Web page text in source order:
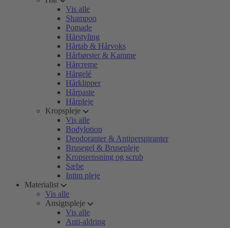
Vis alle
Shampoo
Pomade
Hårstyling
Hårtab & Hårvoks
Hårbørster & Kamme
Hårcreme
Hårgelé
Hårklipper
Hårpaste
Hårpleje
Kropspleje
Vis alle
Bodylotion
Deodoranter & Antiperspiranter
Brusegel & Brusepleje
Kropsrensning og scrub
Sæbe
Intim pleje
Materialist
Vis alle
Ansigtspleje
Vis alle
Anti-aldring